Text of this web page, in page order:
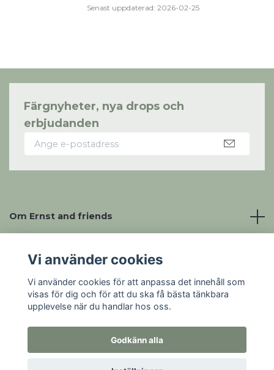
Senast uppdaterad: 2026-02-25
Färgnyheter, nya drops och
erbjudanden
Om Ernst and friends
Sociala medier
© 2026 Ernst and friendsPowered by Quickbutik
Vi använder cookies
Vi använder cookies för att anpassa det innehåll som
visas för dig och för att du ska få bästa tänkbara
upplevelse när du handlar hos oss.
Godkänn alla